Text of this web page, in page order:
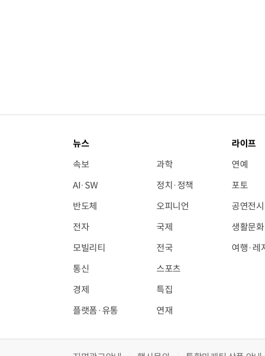
뉴스
속보
AI·SW
반도체
전자
모빌리티
통신
경제
플랫폼·유통
과학
정치·정책
오피니언
국제
전국
스포츠
특집
연재
라이프
연예
포토
공연전시
생활문화
여행·레